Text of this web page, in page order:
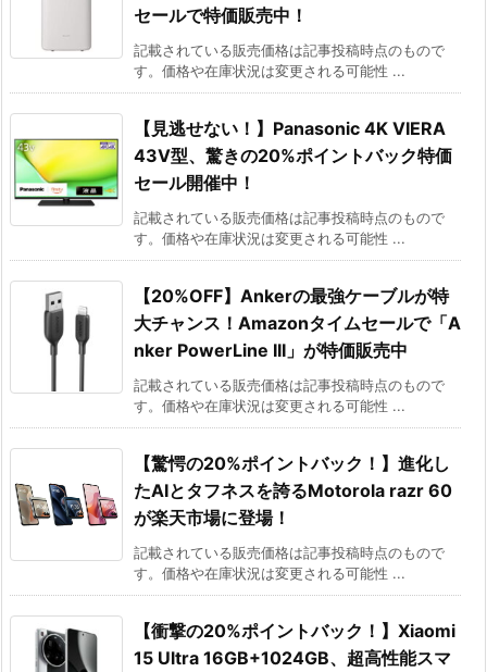
セールで特価販売中！
記載されている販売価格は記事投稿時点のもので
す。価格や在庫状況は変更される可能性 ...
【見逃せない！】Panasonic 4K VIERA
43V型、驚きの20%ポイントバック特価
セール開催中！
記載されている販売価格は記事投稿時点のもので
す。価格や在庫状況は変更される可能性 ...
【20%OFF】Ankerの最強ケーブルが特
大チャンス！Amazonタイムセールで「A
nker PowerLine III」が特価販売中
記載されている販売価格は記事投稿時点のもので
す。価格や在庫状況は変更される可能性 ...
【驚愕の20%ポイントバック！】進化し
たAIとタフネスを誇るMotorola razr 60
が楽天市場に登場！
記載されている販売価格は記事投稿時点のもので
す。価格や在庫状況は変更される可能性 ...
【衝撃の20%ポイントバック！】Xiaomi
15 Ultra 16GB+1024GB、超高性能スマ